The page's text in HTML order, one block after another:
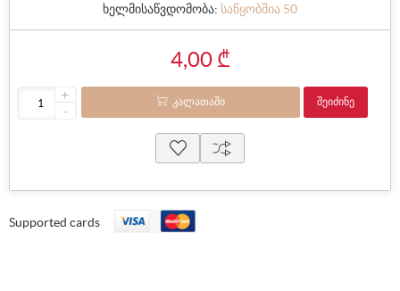
ხელმისაწვდომობა: საწყობშია 50
4,00 ₾
+
-
ᲙᲐᲚᲐᲗᲐᲨᲘ ᲨᲔᲘᲫᲘᲜᲔ
Supported cards